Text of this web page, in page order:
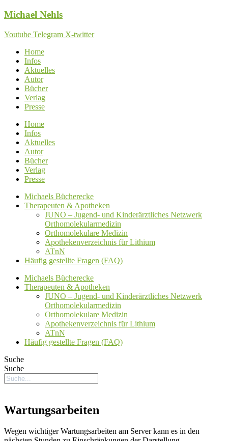
Michael Nehls
Youtube Telegram X-twitter
Home
Infos
Aktuelles
Autor
Bücher
Verlag
Presse
Home
Infos
Aktuelles
Autor
Bücher
Verlag
Presse
Michaels Bücherecke
Therapeuten & Apotheken
JUNO – Jugend- und Kinderärztliches Netzwerk
Orthomolekularmedizin
Orthomolekulare Medizin
Apothekenverzeichnis für Lithium
ATnN
Häufig gestellte Fragen (FAQ)
Michaels Bücherecke
Therapeuten & Apotheken
JUNO – Jugend- und Kinderärztliches Netzwerk
Orthomolekularmedizin
Orthomolekulare Medizin
Apothekenverzeichnis für Lithium
ATnN
Häufig gestellte Fragen (FAQ)
Suche
Suche
Wartungsarbeiten
Wegen wichtiger Wartungsarbeiten am Server kann es in den